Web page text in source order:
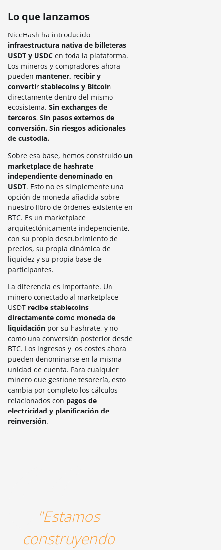
Lo que lanzamos
NiceHash ha introducido
infraestructura nativa de billeteras
USDT y USDC en toda la plataforma.
Los mineros y compradores ahora
pueden mantener, recibir y
convertir stablecoins y Bitcoin
directamente dentro del mismo
ecosistema. Sin exchanges de
terceros. Sin pasos externos de
conversión. Sin riesgos adicionales
de custodia.
Sobre esa base, hemos construido un
marketplace de hashrate
independiente denominado en
USDT. Esto no es simplemente una
opción de moneda añadida sobre
nuestro libro de órdenes existente en
BTC. Es un marketplace
arquitectónicamente independiente,
con su propio descubrimiento de
precios, su propia dinámica de
liquidez y su propia base de
participantes.
La diferencia es importante. Un
minero conectado al marketplace
USDT recibe stablecoins
directamente como moneda de
liquidación por su hashrate, y no
como una conversión posterior desde
BTC. Los ingresos y los costes ahora
pueden denominarse en la misma
unidad de cuenta. Para cualquier
minero que gestione tesorería, esto
cambia por completo los cálculos
relacionados con pagos de
electricidad y planificación de
reinversión.
"Estamos
construyendo